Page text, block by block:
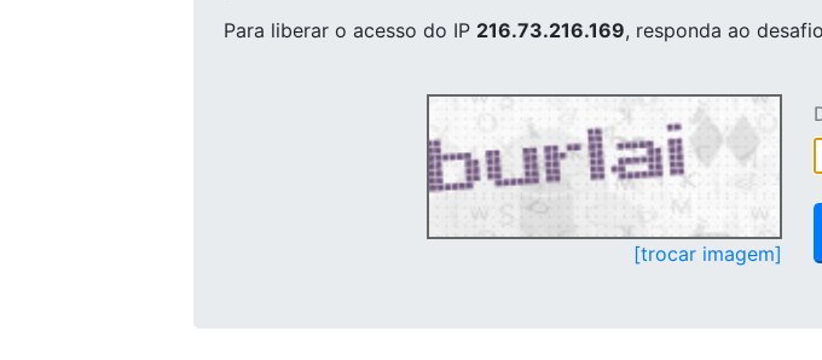
Para liberar o acesso do IP 216.73.216.169, responda ao
[trocar imagem]